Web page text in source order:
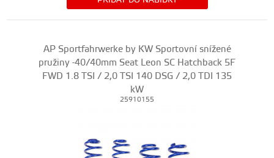
AP Sportfahrwerke by KW Sportovní snížené
pružiny -40/40mm Seat Leon SC Hatchback 5F
FWD 1.8 TSI / 2,0 TSI 140 DSG / 2,0 TDI 135
kW
25910155